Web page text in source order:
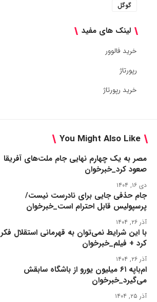
گوگل
لینک های مفید
خرید فالوور
رپورتاژ
خرید رپورتاژ
You Might Also Like
مصر به یک چهارم نهایی جام ملت‌های آفریقا
صعود کرد_خبرخوان
دی ۱۶, ۱۴۰۴
جام حذفی جایی برای نادرست نیست/
پرسپولیس قابل احترام است_خبرخوان
آذر ۲۶, ۱۴۰۴
با این شرایط نمی‌توان به قهرمانی استقلال فکر
کرد + فیلم_خبرخوان
آذر ۲۶, ۱۴۰۴
ام‌باپه ۶۱ میلیون یورو از باشگاه سابقش
می‌گیرد_خبرخوان
آذر ۲۵, ۱۴۰۴